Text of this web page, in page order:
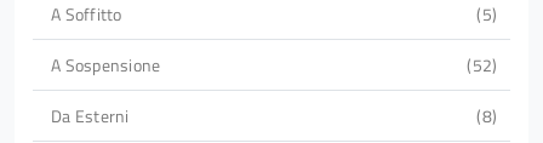
A Soffitto
5
A Sospensione
52
Da Esterni
8